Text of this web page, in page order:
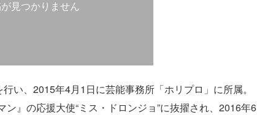
見つかりません
い、2015年4月1日に芸能事務所「ホリプロ」に所属。
』の応援大使“ミス・ドロンジョ”に抜擢され、2016年6